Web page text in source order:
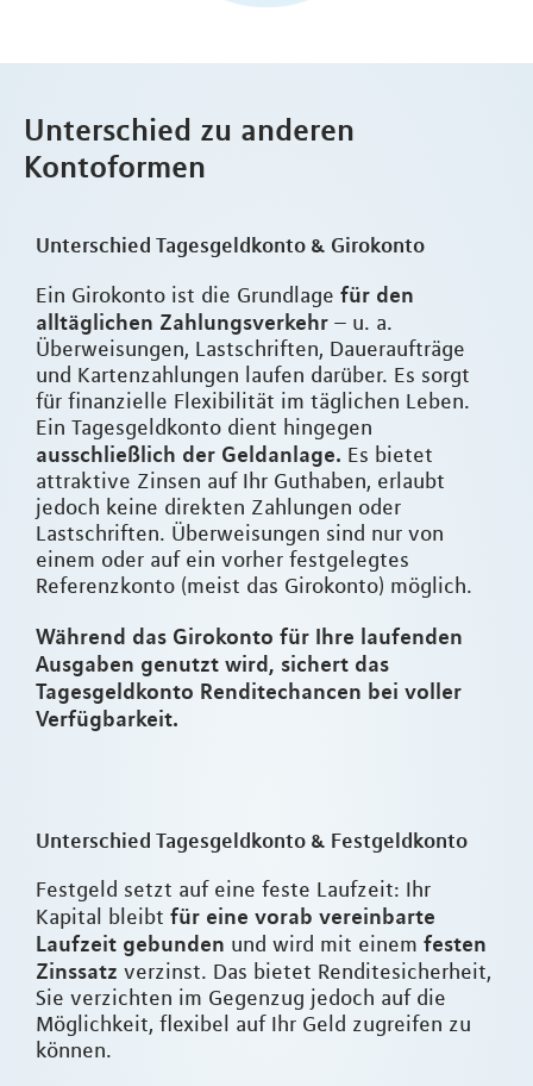
Unterschied zu anderen
Kontoformen
Unterschied Tagesgeldkonto & Girokonto
Ein Girokonto ist die Grundlage für den
alltäglichen Zahlungsverkehr – u. a.
Überweisungen, Lastschriften, Daueraufträge
und Kartenzahlungen laufen darüber. Es sorgt
für finanzielle Flexibilität im täglichen Leben.
Ein Tagesgeldkonto dient hingegen
ausschließlich der Geldanlage. Es bietet
attraktive Zinsen auf Ihr Guthaben, erlaubt
jedoch keine direkten Zahlungen oder
Lastschriften. Überweisungen sind nur von
einem oder auf ein vorher festgelegtes
Referenzkonto (meist das Girokonto) möglich.
Während das Girokonto für Ihre laufenden
Ausgaben genutzt wird, sichert das
Tagesgeldkonto Renditechancen bei voller
Verfügbarkeit.
Unterschied Tagesgeldkonto & Festgeldkonto
Festgeld setzt auf eine feste Laufzeit: Ihr
Kapital bleibt für eine vorab vereinbarte
Laufzeit gebunden und wird mit einem festen
Zinssatz verzinst. Das bietet Renditesicherheit,
Sie verzichten im Gegenzug jedoch auf die
Möglichkeit, flexibel auf Ihr Geld zugreifen zu
können.